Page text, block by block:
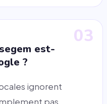
03
est-
?
ignorent
pas